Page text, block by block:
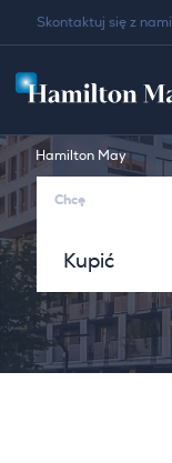
Skontaktuj się z nami
Hamilton May
Chcę
Kupić